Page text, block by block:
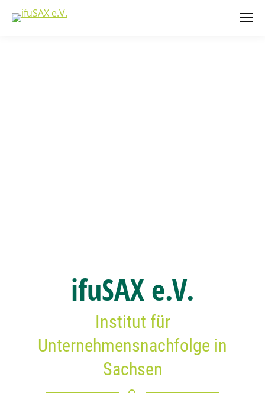
ifuSAX e.V.
Institut für
Unternehmensnachfolge in
Sachsen